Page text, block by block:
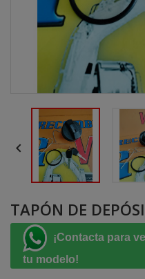

TAPÓN DE
¡Contacta para
tu modelo!